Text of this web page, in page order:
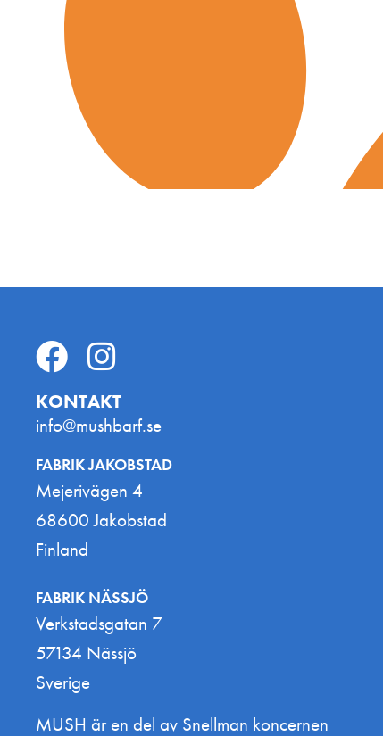
KONTAKT
info@mushbarf.se
FABRIK JAKOBSTAD
Mejerivägen 4
68600 Jakobstad
Finland
FABRIK NÄSSJÖ
Verkstadsgatan 7
57134 Nässjö
Sverige
MUSH är en del av Snellman koncernen